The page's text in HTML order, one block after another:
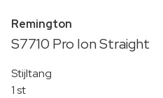
Remington
S7710 Pro Ion Straight
Stijltang
1 st